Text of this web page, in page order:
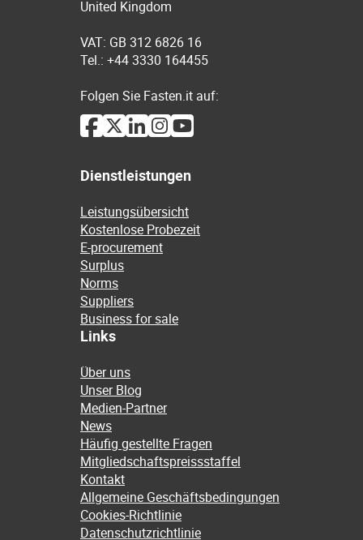
United Kingdom
VAT: GB 312 6826 16
Tel.: +44 3330 164455
Folgen Sie Fasten.it auf:
Dienstleistungen
Leistungsübersicht
Kostenlose Probezeit
E-procurement
Surplus
Norms
Suppliers
Business for sale
Links
Über uns
Unser Blog
Medien-Partner
News
Häufig gestellte Fragen
Mitgliedschaftspreissstaffel
Kontakt
Allgemeine Geschäftsbedingungen
Cookies-Richtlinie
Datenschutzrichtlinie